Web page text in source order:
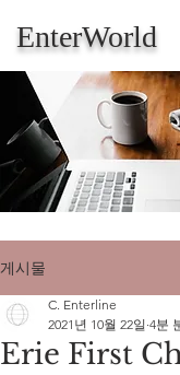
EnterWorld
게시물
Erie First
C. Enterline
2021년 10월 22일 4분